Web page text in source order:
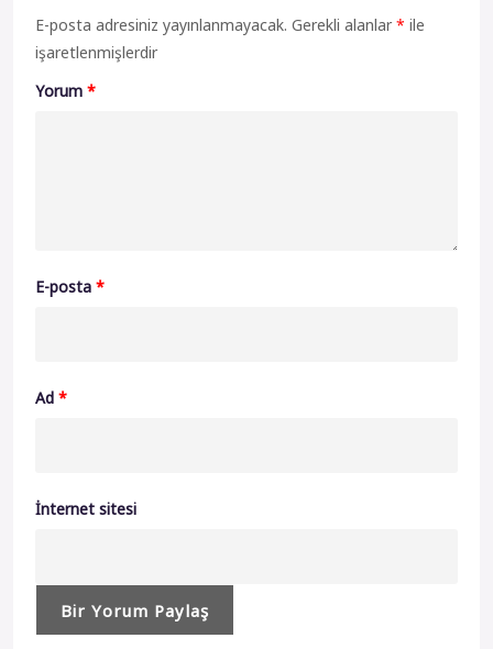
E-posta adresiniz yayınlanmayacak. Gerekli alanlar * ile
işaretlenmişlerdir
Yorum *
E-posta *
Ad *
İnternet sitesi